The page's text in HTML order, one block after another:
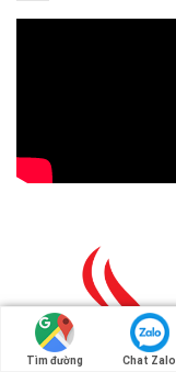
Tìm đường Chat Zalo